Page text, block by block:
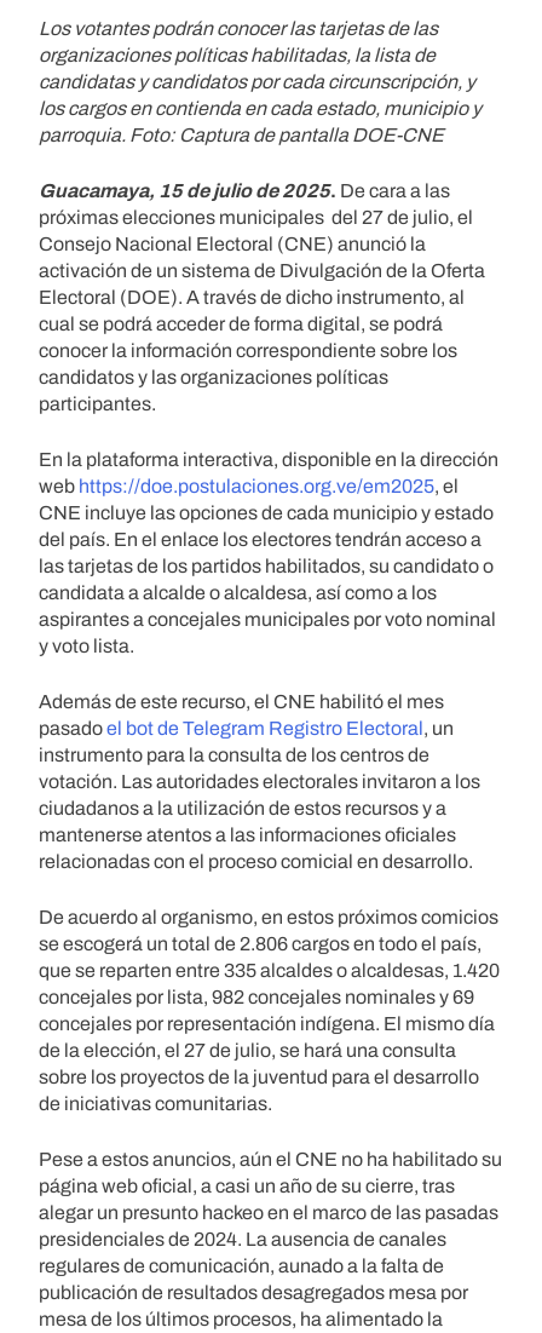
Los votantes podrán conocer las tarjetas de las
organizaciones políticas habilitadas, la lista de
candidatas y candidatos por cada circunscripción, y
los cargos en contienda en cada estado, municipio y
parroquia. Foto: Captura de pantalla DOE-CNE
Guacamaya, 15 de julio de 2025. De cara a las
próximas elecciones municipales del 27 de julio, el
Consejo Nacional Electoral (CNE) anunció la
activación de un sistema de Divulgación de la Oferta
Electoral (DOE). A través de dicho instrumento, al
cual se podrá acceder de forma digital, se podrá
conocer la información correspondiente sobre los
candidatos y las organizaciones políticas
participantes.
En la plataforma interactiva, disponible en la dirección
web https://doe.postulaciones.org.ve/em2025, el
CNE incluye las opciones de cada municipio y estado
del país. En el enlace los electores tendrán acceso a
las tarjetas de los partidos habilitados, su candidato o
candidata a alcalde o alcaldesa, así como a los
aspirantes a concejales municipales por voto nominal
y voto lista.
Además de este recurso, el CNE habilitó el mes
pasadoel bot de Telegram Registro Electoral, un
instrumento para la consulta de los centros de
votación. Las autoridades electorales invitaron a los
ciudadanos a la utilización de estos recursos y a
mantenerse atentos a las informaciones oficiales
relacionadas con el proceso comicial en desarrollo.
De acuerdo al organismo, en estos próximos comicios
se escogerá un total de 2.806 cargos en todo el país,
que se reparten entre 335 alcaldes o alcaldesas, 1.420
concejales por lista, 982 concejales nominales y 69
concejales por representación indígena. El mismo día
de la elección, el 27 de julio, se hará una consulta
sobre los proyectos de la juventud para el desarrollo
de iniciativas comunitarias.
Pese a estos anuncios, aún el CNE no ha habilitado su
página web oficial, a casi un año de su cierre, tras
alegar un presunto hackeo en el marco de las pasadas
presidenciales de 2024. La ausencia de canales
regulares de comunicación, aunado a la falta de
publicación de resultados desagregados mesa por
mesa de los últimos procesos, ha alimentado la